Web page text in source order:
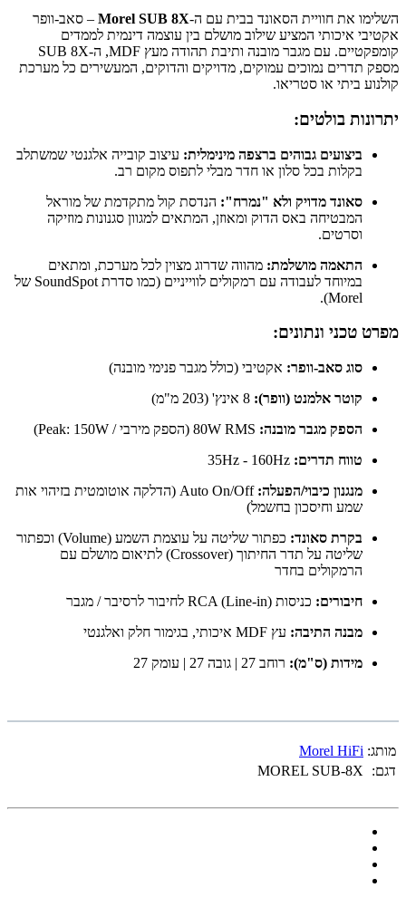
השלימו את חוויית הסאונד בבית עם ה-Morel SUB 8X – סאב-וופר
אקטיבי איכותי המציע שילוב מושלם בין עוצמה דינמית לממדים
קומפקטיים. עם מגבר מובנה ותיבת תהודה מעץ MDF, ה-SUB 8X
מספק תדרים נמוכים עמוקים, מדויקים והדוקים, המעשירים כל מערכת
קולנוע ביתי או סטריאו.
יתרונות בולטים:
ביצועים גבוהים ברצפה מינימלית: עיצוב קובייה אלגנטי שמשתלב
בקלות בכל סלון או חדר מבלי לתפוס מקום רב.
סאונד מדויק ולא "נמרח": הנדסת קול מתקדמת של מוראל
המבטיחה באס הדוק ומאוזן, המתאים למגוון סגנונות מוזיקה
וסרטים.
התאמה מושלמת: מהווה שדרוג מצוין לכל מערכת, ומתאים
במיוחד לעבודה עם רמקולים לווייניים (כמו סדרת SoundSpot של
Morel).
מפרט טכני ונתונים:
סוג סאב-וופר: אקטיבי (כולל מגבר פנימי מובנה)
קוטר אלמנט (וופר):
הספק מגבר מובנה:
טווח תדרים:
מנגנון כיבוי/הפעלה:
Auto On/Off (הדלקה אוטומטית בזיהוי אות
שמע וחיסכון בחשמל)
בקרת סאונד:
כפתור שליטה על עוצמת השמע (Volume) וכפתור
שליטה על תדר החיתוך (Crossover) לתיאום מושלם עם
הרמקולים בחדר
חיבורים: כניסות RCA (Line-in) לחיבור לרסיבר / מגבר
מבנה התיבה: עץ MDF איכותי, בגימור חלק ואלגנטי
מידות (ס"מ): רוחב 27 | גובה 27 | עומק 27
מותג: Morel HiFi
דגם:
MOREL SUB-8X